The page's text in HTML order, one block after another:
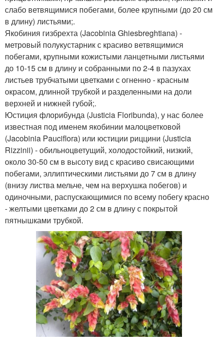
слабо ветвящимися побегами, более крупными (до 20 см
в длину) листьями;.
Якобиния гизбрехта (Jacobinia Ghiesbreghtiana) -
метровый полукустарник с красиво ветвящимися
побегами, крупными кожистыми ланцетными листьями
до 10-15 см в длину и собранными по 2-4 в пазухах
листьев трубчатыми цветками с огненно - красным
окрасом, длинной трубкой и разделенными на доли
верхней и нижней губой;.
Юстиция флорибунда (Justicia Floribunda), у нас более
известная под именем якобинии малоцветковой
(Jacobinia Pauciflora) или юстиции риццини (Justicia
Rizzinii) - обильноцветущий, холодостойкий, низкий,
около 30-50 см в высоту вид с красиво свисающими
побегами, эллиптическими листьями до 7 см в длину
(внизу листва мельче, чем на верхушка побегов) и
одиночными, распускающимися по всему побегу красно
- желтыми цветками до 2 см в длину с покрытой
пятнышками трубкой.